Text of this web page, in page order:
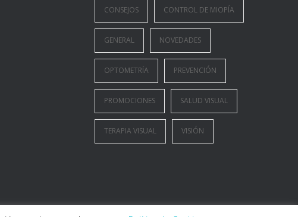
CONSEJOS CONTROL DE MIOPÍA
GENERAL NOVEDADES
OPTOMETRÍA PREVENCIÓN
PROMOCIONES SALUD VISUAL
TERAPIA VISUAL VISIÓN